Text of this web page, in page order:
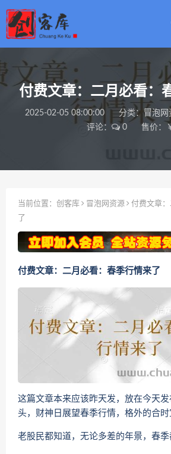
付费文章：二月必看：
2025-02-05 08:00:00 分类：冒泡网
评论：
0 售价：
当前位置： 创客库 冒泡网资源
付费文章
了
付费文章：二月必看：春季行情来了
这篇文章本来应该昨天发，放在今天
头，财神日展望春季行情，格外的合时
老股民都知道，无论多差的年景，春季